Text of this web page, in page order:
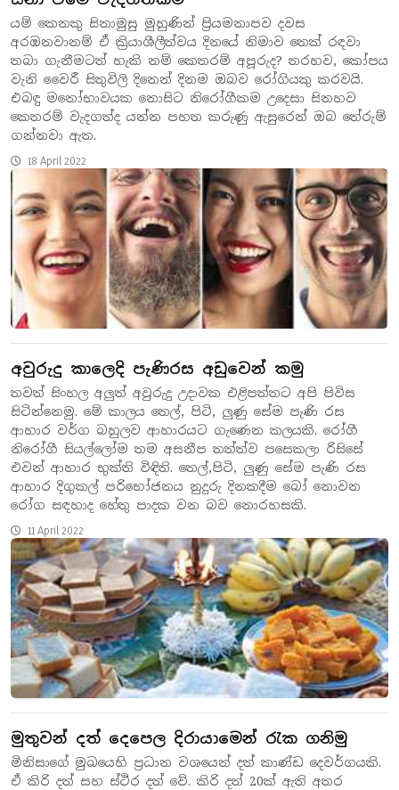
යම් කෙනකු සිනාමුසු මුහුණින් ප්‍රියමනාපව දවස
අරඹනවානම් ඒ ක්‍රියාශීලීත්වය දිනයේ නිමාව තෙක් රඳවා
තබා ගැනීමටත් හැකි නම් කෙතරම් අපූරුද? තරහව, කෝපය
වැනි වෛරී සිතුවිලි දිනෙන් දිනම ඔබව රෝගියකු කරවයි.
එබඳු මනෝභාවයක නොසිට නිරෝගීකම උදෙසා සිනහව
කෙතරම් වැදගත්ද යන්න පහත කරුණු ඇසුරෙන් ඔබ තේරුම්
ගන්නවා ඇත.
18 April 2022
අවුරුදු කාලෙදි පැණිරස අඩුවෙන් කමු
තවත් සිංහල අලුත් අවුරුදු උදාවක එළිපත්තට අපි පිවිස
සිටින්නෙමු. මේ කාලය තෙල්, පිටි, ලුණු සේම පැණි රස
ආහාර වර්ග බහුලව ආහාරයට ගැණෙන කලයකි. රෝගී
නිරෝගී සියල්ලෝම තම අසනීප තත්ත්ව පසෙකලා රිසිසේ
එවන් ආහාර භුක්ති විඳිති. තෙල්,පිටි, ලුණු සේම පැණි රස
ආහාර දිගුකල් පරිභෝජනය නුදුරු දිනකදීම බෝ නොවන
රෝග සඳහාද හේතු පාදක වන බව නොරහසකි.
11 April 2022
මුතුවන් දත් දෙ‌පෙල දිරායාමෙන් රැක ගනිමු
මිනිසාගේ මුඛයෙහි ප්‍රධාන වශයෙන් දත් කාණ්ඩ දෙවර්ගයකි.
ඒ කිරි දත් සහ ස්ථිර දත් වේ. කිරි දත් 20ක් ඇති අතර